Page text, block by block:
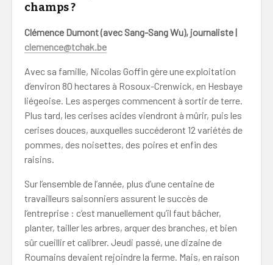
champs ?
Clémence Dumont (avec Sang-Sang Wu), journaliste |
clemence@tchak.be
Avec sa famille, Nicolas Goffin gère une exploitation
d’environ 80 hectares à Rosoux-Crenwick, en Hesbaye
liégeoise. Les asperges commencent à sortir de terre.
Plus tard, les cerises acides viendront à mûrir, puis les
cerises douces, auxquelles succéderont 12 variétés de
pommes, des noisettes, des poires et enfin des
raisins.
Sur l’ensemble de l’année, plus d’une centaine de
travailleurs saisonniers assurent le succès de
l’entreprise : c’est manuellement qu’il faut bâcher,
planter, tailler les arbres, arquer des branches, et bien
sûr cueillir et calibrer. Jeudi passé, une dizaine de
Roumains devaient rejoindre la ferme. Mais, en raison